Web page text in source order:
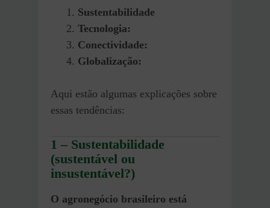
Sustentabilidade
Tecnologia:
Conectividade:
Globalização:
Aqui estão algumas explicações sobre
essas tendências:
1 – Sustentabilidade
(sustentável ou
insustentável?)
O agronegócio brasileiro está